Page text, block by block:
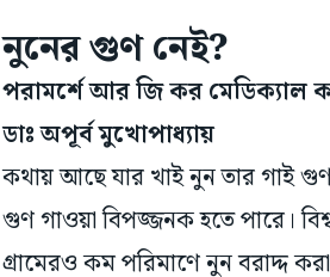
নুনের গুণ নেই?
পরামর্শে আর জি কর মেডিক্যাল
ডাঃ অপূর্ব মুখোপাধ্যায়
কথায় আছে যার খাই নুন তার গাই
গুণ গাওয়া বিপজ্জনক হতে পারে। বিশ্ব
গ্রামেরও কম পরিমাণে নুন বরাদ্দ